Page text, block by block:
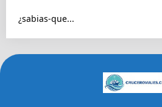
¿sabias-que...